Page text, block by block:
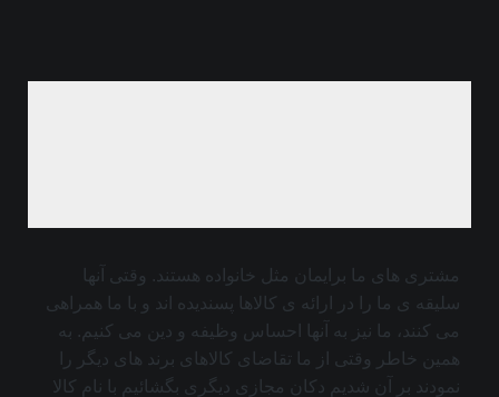
مشتری های ما برایمان مثل خانواده هستند. وقتی آنها
سلیقه ی ما را در ارائه ی کالاها پسندیده اند و با ما همراهی
می کنند، ما نیز به آنها احساس وظیفه و دین می کنیم. به
همین خاطر وقتی از ما تقاضای کالاهای برند های دیگر را
نمودند بر آن شدیم دکان مجازی دیگری بگشائیم با نام کالا